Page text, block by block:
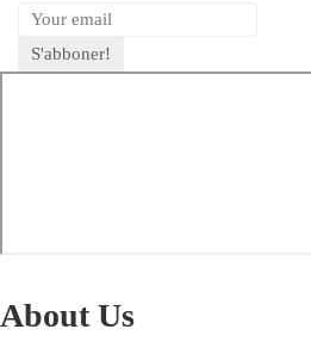
About Us